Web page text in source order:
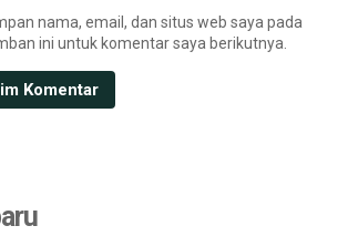
nama, email, dan situs web saya pada
ini untuk komentar saya berikutnya.